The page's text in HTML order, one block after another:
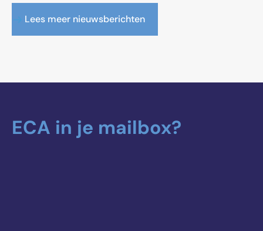
Lees meer nieuwsberichten
ECA in je mailbox?